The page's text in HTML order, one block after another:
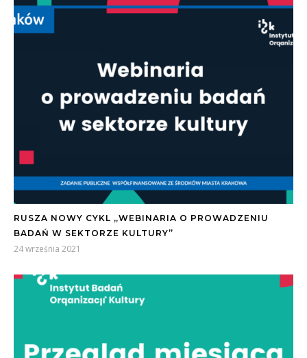
RUSZA NOWY CYKL „WEBINARIA O PROWADZENIU
BADAŃ W SEKTORZE KULTURY”
24 września 2021